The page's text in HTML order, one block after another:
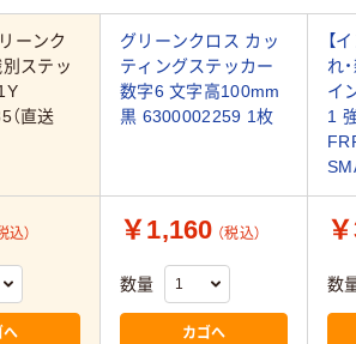
ーンク
ステッ
（直送
グリーンクロス カッ
ティングステッカー
数字6 文字高100mm
黒 6300002259 1枚
【
れ
イ
1
込）
へ
￥1,160 （税込）
数量
カゴへ
数